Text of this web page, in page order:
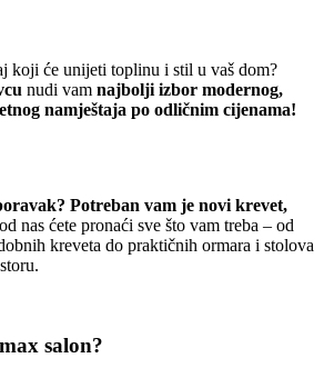
koji će unijeti toplinu i stil u vaš dom?
nudi vam najbolji izbor modernog,
namještaja po odličnim cijenama!
Potreban vam je novi krevet,
nas ćete pronaći sve što vam treba – od
kreveta do praktičnih ormara i stolova
salon?